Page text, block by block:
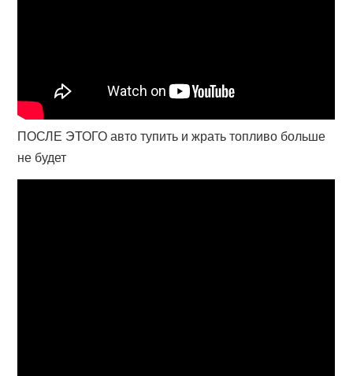
ПОСЛЕ ЭТОГО авто тупить и жрать топливо больше
не будет